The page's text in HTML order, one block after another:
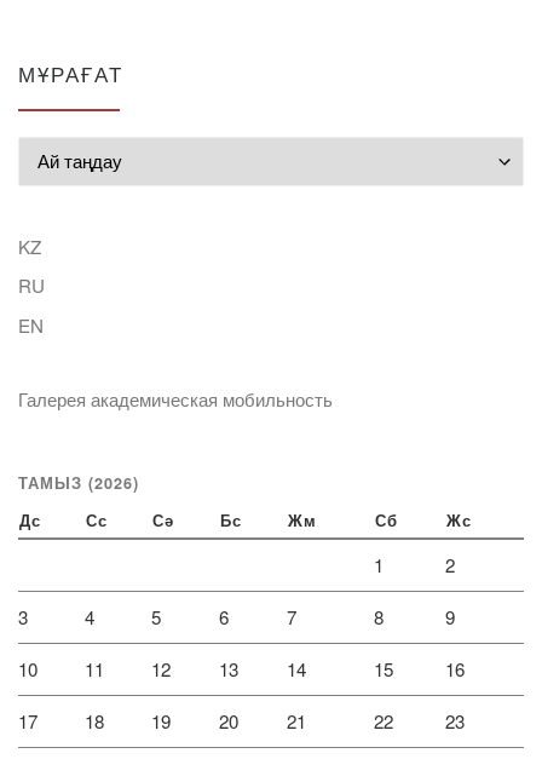
МҰРАҒАТ
KZ
RU
EN
Галерея академическая мобильность
ТАМЫЗ (2026)
Дс Сс Сә Бс Жм Сб Жс
1 2
3 4 5 6 7 8 9
10 11 12 13 14 15 16
17 18 19 20 21 22 23